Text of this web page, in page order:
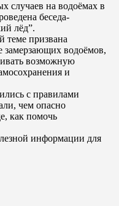
случаев на водоёмах в
беседа-
лёд”.
теме призвана
замерзающих водоёмов,
возможную
и
с правилами
чем опасно
как помочь
информации для